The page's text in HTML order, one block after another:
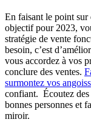
En faisant le point
objectif pour 2023,
stratégie de vente
besoin, c’est
vous accordez à vos
conclure des ventes.
surmontez vos
confiant. Écoutez des
bonnes personnes et
miroir.